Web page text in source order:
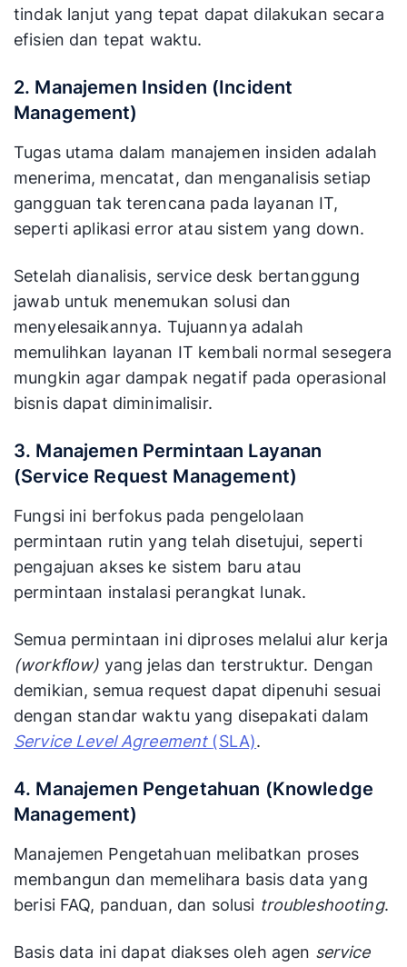
tindak lanjut yang tepat dapat dilakukan secara
efisien dan tepat waktu.
2. Manajemen Insiden (Incident
Management)
Tugas utama dalam manajemen insiden adalah
menerima, mencatat, dan menganalisis setiap
gangguan tak terencana pada layanan IT,
seperti aplikasi error atau sistem yang down.
Setelah dianalisis, service desk bertanggung
jawab untuk menemukan solusi dan
menyelesaikannya. Tujuannya adalah
memulihkan layanan IT kembali normal sesegera
mungkin agar dampak negatif pada operasional
bisnis dapat diminimalisir.
3. Manajemen Permintaan Layanan
(Service Request Management)
Fungsi ini berfokus pada pengelolaan
permintaan rutin yang telah disetujui, seperti
pengajuan akses ke sistem baru atau
permintaan instalasi perangkat lunak.
Semua permintaan ini diproses melalui alur kerja
(workflow) yang jelas dan terstruktur. Dengan
demikian, semua request dapat dipenuhi sesuai
dengan standar waktu yang disepakati dalam
Service Level Agreement (SLA).
4. Manajemen Pengetahuan (Knowledge
Management)
Manajemen Pengetahuan melibatkan proses
membangun dan memelihara basis data yang
berisi FAQ, panduan, dan solusi troubleshooting.
Basis data ini dapat diakses oleh agen service